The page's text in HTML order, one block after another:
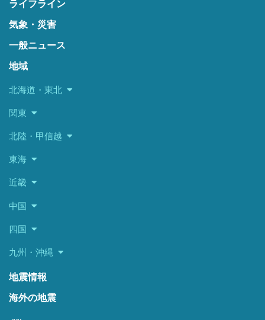
ライフライン
気象・災害
一般ニュース
地域
北海道・東北
関東
北陸・甲信越
東海
近畿
中国
四国
九州・沖縄
地震情報
海外の地震